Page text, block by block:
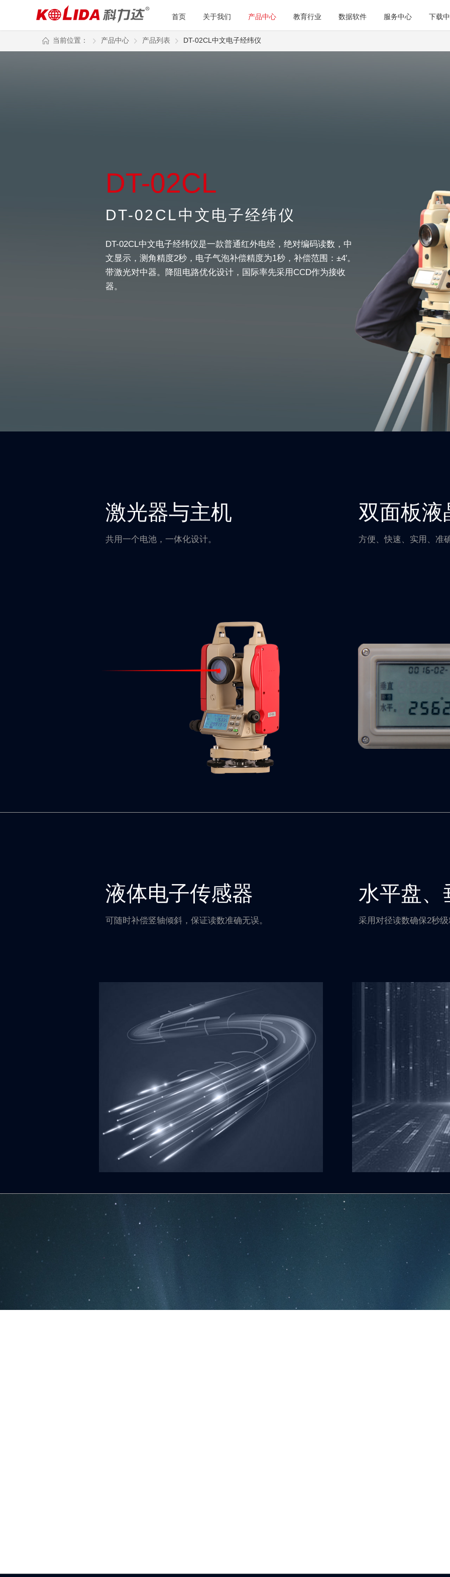
首页 关于我们 产品中心 教育行业 数据软件 服务中心 下载
当前位置： 产品中心 产品列表 DT-02CL中文电子经纬仪
DT-02CL
DT-02CL中文电子经纬仪
DT-02CL中文电子经纬仪是一款普通红外电经，绝对编码读数，中
文显示，测角精度2秒，电子气泡补偿精度为1秒，补偿范围：±4′。
带激光对中器。降阻电路优化设计，国际率先采用CCD作为接收
器。
激光器与主机
共用一个电池，一体化设计。
双面板液
方便、快速、实用、准
液体电子传感器
可随时补偿竖轴倾斜，保证读数准确无误。
水平盘、
采用对径读数确保2秒